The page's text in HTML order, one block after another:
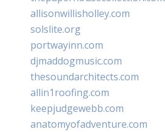
allisonwillisholley.com
solslite.org
portwayinn.com
djmaddogmusic.com
thesoundarchitects.com
allin1roofing.com
keepjudgewebb.com
anatomyofadventure.com